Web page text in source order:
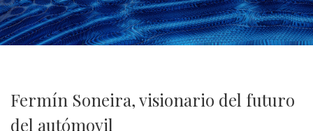
Fermín Soneira, visionario del futuro
del autómovil